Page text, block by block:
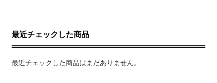
最近チェックした商品
最近チェックした商品はまだありません。